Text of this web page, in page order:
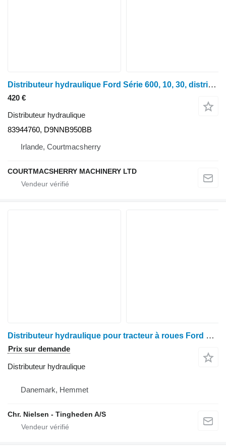
Distributeur hydraulique Ford Série 600, 10, 30, distributeur à tiroir simple soudé 6600, 83944760, D9nn pour tracteur à roues
420 €
Distributeur hydraulique
83944760, D9NNB950BB
Irlande, Courtmacsherry
COURTMACSHERRY MACHINERY LTD
Distributeur hydraulique pour tracteur à roues Ford 6640
Prix sur demande
Distributeur hydraulique
Danemark, Hemmet
Chr. Nielsen - Tingheden A/S